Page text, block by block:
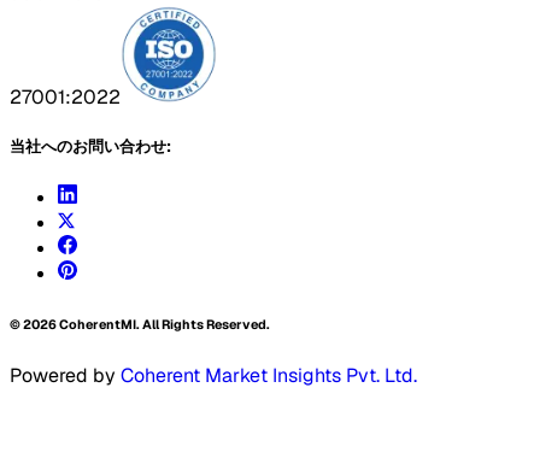
27001:2022
当社へのお問い合わせ:
©2026CoherentMI. All Rights Reserved.
Powered by Coherent Market Insights Pvt. Ltd.